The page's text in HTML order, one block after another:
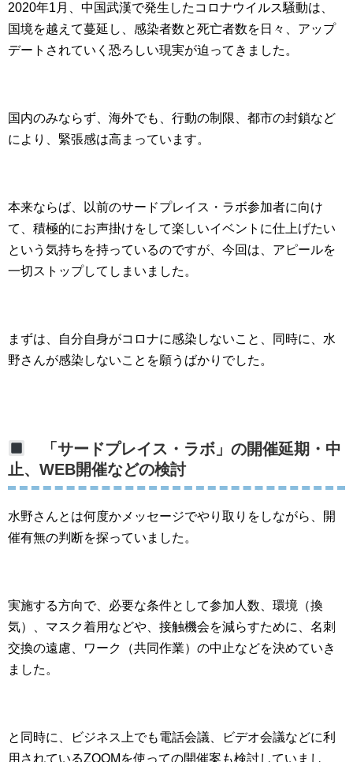
2020年1月、中国武漢で発生したコロナウイルス騒動は、
国境を越えて蔓延し、感染者数と死亡者数を日々、アップ
デートされていく恐ろしい現実が迫ってきました。
国内のみならず、海外でも、行動の制限、都市の封鎖など
により、緊張感は高まっています。
本来ならば、以前のサードプレイス・ラボ参加者に向け
て、積極的にお声掛けをして楽しいイベントに仕上げたい
という気持ちを持っているのですが、今回は、アピールを
一切ストップしてしまいました。
まずは、自分自身がコロナに感染しないこと、同時に、水
野さんが感染しないことを願うばかりでした。
「サードプレイス・ラボ」の開催延期・中
止、WEB開催などの検討
水野さんとは何度かメッセージでやり取りをしながら、開
催有無の判断を探っていました。
実施する方向で、必要な条件として参加人数、環境（換
気）、マスク着用などや、接触機会を減らすために、名刺
交換の遠慮、ワーク（共同作業）の中止などを決めていき
ました。
と同時に、ビジネス上でも電話会議、ビデオ会議などに利
用されているZOOMを使っての開催案も検討していまし